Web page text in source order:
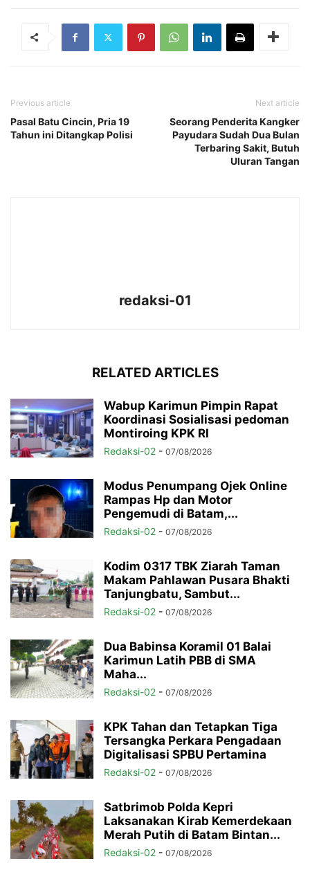
Previous article
Pasal Batu Cincin, Pria 19
Tahun ini Ditangkap Polisi
Next article
Seorang Penderita Kangker
Payudara Sudah Dua Bulan
Terbaring Sakit, Butuh
Uluran Tangan
redaksi-01
RELATED ARTICLES
Wabup Karimun Pimpin Rapat
Koordinasi Sosialisasi pedoman
Montiroing KPK RI
Redaksi-02 - 07/08/2026
Modus Penumpang Ojek Online
Rampas Hp dan Motor
Pengemudi di Batam,...
Redaksi-02 - 07/08/2026
Kodim 0317 TBK Ziarah Taman
Makam Pahlawan Pusara Bhakti
Tanjungbatu, Sambut...
Redaksi-02 - 07/08/2026
Dua Babinsa Koramil 01 Balai
Karimun Latih PBB di SMA
Maha...
Redaksi-02 - 07/08/2026
KPK Tahan dan Tetapkan Tiga
Tersangka Perkara Pengadaan
Digitalisasi SPBU Pertamina
Redaksi-02 - 07/08/2026
Satbrimob Polda Kepri
Laksanakan Kirab Kemerdekaan
Merah Putih di Batam Bintan...
Redaksi-02 - 07/08/2026